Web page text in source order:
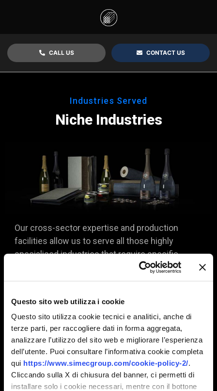
Questo sito web utilizza i cookie
Questo sito utilizza cookie tecnici e analitici, anche di
terze parti, per raccogliere dati in forma aggregata,
analizzare l’utilizzo del sito web e migliorare l’esperienza
dell’utente. Puoi consultare l’informativa cookie completa
qui https://www.simecgroup.com/cookie-policy-2/.
Cliccando sulla X di chiusura del banner, ci permetti di
installare solo i cookie necessari, mentre con il bottone
CALL US CONTACT US
Industries Served
Niche Industries
Our cross-sector expertise and production
facilities allow us to serve all those highly
specialised industries that require specific
know-how and ad-hoc technology. This means
offering cylinders with complex construction
as supporting the customer in defining the
specifications of a distinguishing and functional
pattern that exactly meets their needs.
These include industries such as
pharmaceutical blistering, metal embossing and
textile processing of different types and nature.